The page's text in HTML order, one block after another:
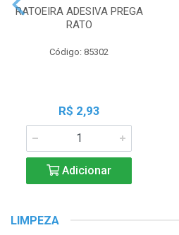
RATOEIRA ADESIVA PREGA
RATO
Código: 85302
R$ 2,93
Adicionar
LIMPEZA